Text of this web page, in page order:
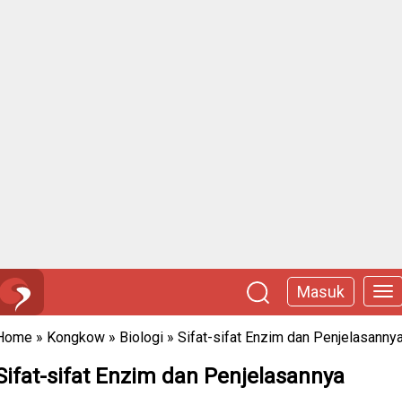
Masuk
» Kongkow » Biologi » Sifat-sifat Enzim dan
sifat Enzim dan Penjelasannya